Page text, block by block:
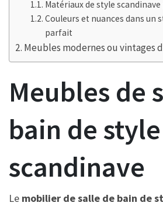
Matériaux de style
Couleurs et nuances dans un
parfait
Meubles modernes ou vintages
Meubles de
bain de style
scandinave
Le mobilier de salle de bain de